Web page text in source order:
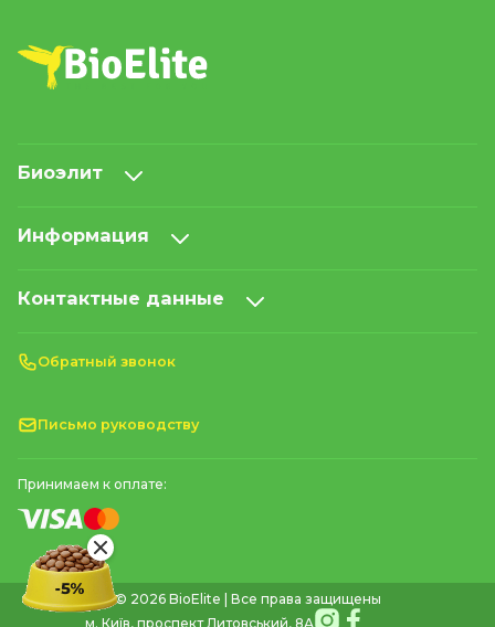
Биоэлит
Информация
Контактные данные
Обратный звонок
Письмо руководству
Принимаем к оплате:
© 2026 BioElite | Все права защищены
м. Київ, проспект Литовський, 8А